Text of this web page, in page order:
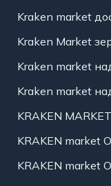
Kraken market
Kraken Market
Kraken market
Kraken market
KRAKEN
KRAKEN market
KRAKEN market